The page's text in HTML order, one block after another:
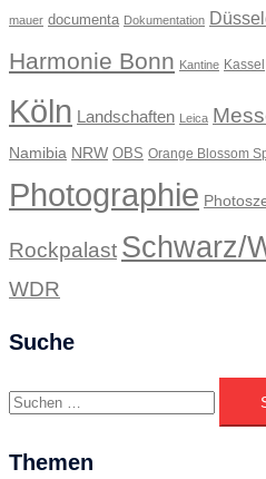
mauer documenta Dokumentation
Harmonie Bonn Kantine Kassel
Köln Landschaften Leica
Namibia NRW OBS Orange Blossom
Photographie
Rockpalast Schwarz/
WDR
Suche
Suchen
nach:
Themen